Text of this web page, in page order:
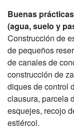
Buenas
(agua, suelo y
Construcción de
de pequeños
de canales de
construcción de
diques de control
clausura, parcela
esquejes, recojo
estiércol.